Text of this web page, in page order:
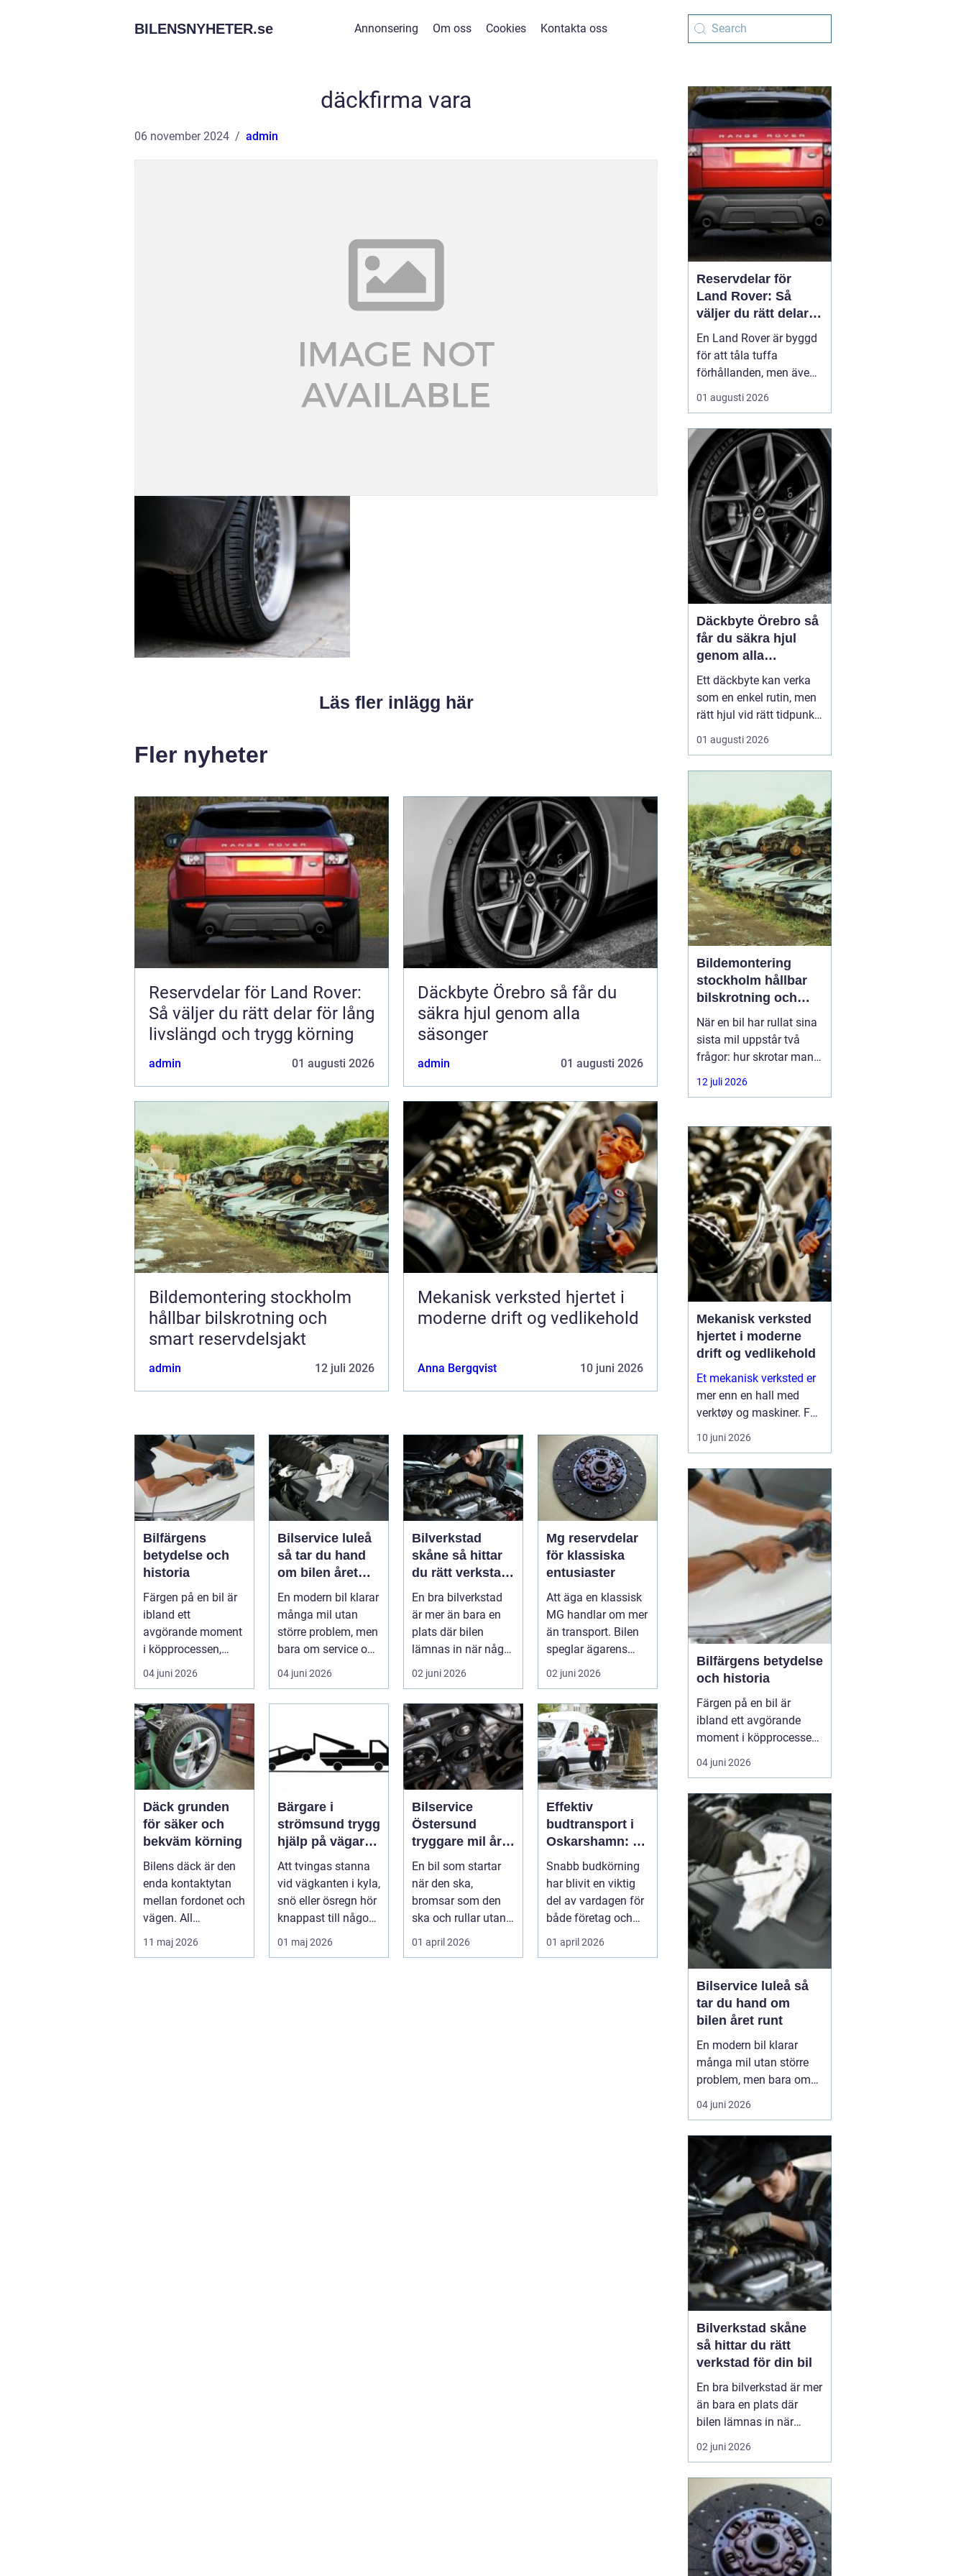
BILENSNYHETER.se Annonsering Om oss Cookies Kontakta oss
däckfirma vara
06 november 2024 admin
Läs fler inlägg här
Fler nyheter
Reservdelar för Land Rover:
Så väljer du rätt delar för lång
livslängd och trygg körning
admin 01 augusti 2026
Däckbyte Örebro så får du
säkra hjul genom alla
säsonger
admin 01 augusti 2026
Bildemontering stockholm
hållbar bilskrotning och
smart reservdelsjakt
admin 12 juli 2026
Mekanisk verksted hjertet i
moderne drift og vedlikehold
Anna Bergqvist 10 juni 2026
Bilfärgens
betydelse och
historia
Färgen på en bil är
ibland ett
avgörande moment
i köpprocessen,
men det ha...
04 juni 2026
Bilservice luleå
så tar du hand
om bilen året
runt
En modern bil klarar
många mil utan
större problem, men
bara om service och
underhåll sköts i tid.
04 juni 2026
Bilverkstad
skåne så hittar
du rätt verkstad
för din bil
En bra bilverkstad
är mer än bara en
plats där bilen
lämnas in när något
går sönder. För
många biläg...
02 juni 2026
Mg reservdelar
för klassiska
entusiaster
Att äga en klassisk
MG handlar om mer
än transport. Bilen
speglar ägarens
intresse för teknik,
histo...
02 juni 2026
Däck grunden
för säker och
bekväm körning
Bilens däck är den
enda kontaktytan
mellan fordonet och
vägen. All
bromskraft, styrning
och accelera...
11 maj 2026
Bärgare i
strömsund trygg
hjälp på vägarna
året runt
Att tvingas stanna
vid vägkanten i kyla,
snö eller ösregn hör
knappast till någon
bilägares
drömscen...
01 maj 2026
Bilservice
Östersund
tryggare mil året
runt
En bil som startar
när den ska,
bromsar som den
ska och rullar utan
konstiga ljud är
ingen självklar...
01 april 2026
Effektiv
budtransport i
Oskarshamn: Så
väljer företag
och
privatpersoner
rätt lösning
Snabb budkörning
har blivit en viktig
del av vardagen för
både företag och
01 april 2026
Reservdelar för
Land Rover: Så
väljer du rätt delar
för lång livslängd
och trygg körning
En Land Rover är byggd
för att tåla tuffa
förhållanden, men även
den mest robusta bil
slits med tiden. När
drivlina börjar ge sig
avgör valet av delar hur
bilen kommer att fu...
01 augusti 2026
Däckbyte Örebro så
får du säkra hjul
genom alla
säsonger
Ett däckbyte kan verka
som en enkel rutin, men
rätt hjul vid rätt tidpunkt
är avgörande för både
säkerhet, komfort och
snabbt och somrarna
bjuda på både regn och
hetta, behöver bilägare
ha koll på lagar, vä...
01 augusti 2026
Bildemontering
stockholm hållbar
bilskrotning och
smart reservdelsjakt
När en bil har rullat sina
sista mil uppstår två
frågor: hur skrotar man
den på ett korrekt sätt,
och hur tar man tillvara
fortfarande fungerar? I
storstadsområdet kring
Stockholm har behovet
av
12 juli 2026
Mekanisk verksted
hjertet i moderne
drift og vedlikehold
Et mekanisk verksted er
mer enn en hall med
verktøy og maskiner. For
mange bedrifter er
verkstedet selve
gjør at produksjon,
anleggsdrift og transport
ikke stopper opp. Her k...
10 juni 2026
Bilfärgens betydelse
och historia
Färgen på en bil är
ibland ett avgörande
moment i köpprocessen,
men det handlar om mer
än bara estetik. Bilfärg
vetenskap och konst,
med en lång historia där
varje kulör b&...
04 juni 2026
Bilservice luleå så
tar du hand om
bilen året runt
En modern bil klarar
många mil utan större
problem, men bara om
service och underhåll
sköts i tid. I ett klimat
kalla vintrar, saltade
vägar och snabba
skiftningar i temperatur,
ställs bilen inför extra
hårda påfrestningar.
Därfö...
04 juni 2026
Bilverkstad skåne
så hittar du rätt
verkstad för din bil
En bra bilverkstad är mer
än bara en plats där
bilen lämnas in när
något går sönder. För
många bilägare i Skåne
verkstad om trygghet,
vardagslogistik och i
längden också om
ekonomi. En bil som
servas regelbundet håller
02 juni 2026